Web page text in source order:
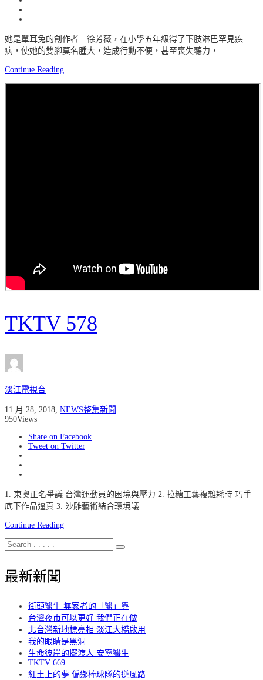
她是單耳兔的創作者－徐芳薇，在小學五年級得了下肢淋巴罕見疾
病，使她的雙腳莫名腫大，造成行動不便，甚至喪失聽力，
Continue Reading
TKTV 578
淡江電視台
11 月 28, 2018 NEWS整集新聞
950Views
Share on Facebook
Tweet on Twitter
1. 東奧正名爭議 台灣運動員的困境與壓力 2. 拉糖工藝複雜耗時 巧手
底下作品逼真 3. 沙雕藝術結合環境議
Continue Reading
最新新聞
街頭醫生 無家者的「醫」靠
台灣夜市可以更好 我們正在做
北台灣新地標亮相 淡江大橋啟用
我的眼睛是黑洞
生命彼岸的擺渡人 安寧醫生
TKTV 669
紅土上的夢 偏鄉棒球隊的逆風路